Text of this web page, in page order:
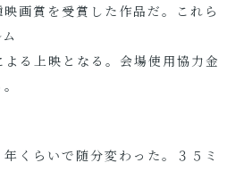
画賞を受賞した作品だ。これら
る上映となる。会場使用協力金
くらいで随分変わった。３５ミ